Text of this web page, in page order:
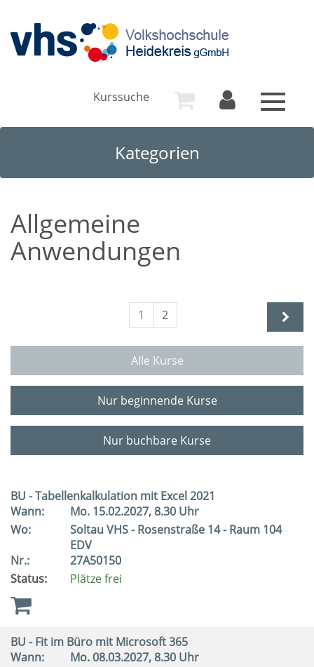
Kurssuche
Toggle
Kategorien
Allgemeine
Anwendungen
1 2
Alle Kurse
Nur beginnende Kurse
Nur buchbare Kurse
BU - Tabellenkalkulation mit Excel 2021
Wann:
Mo. 15.02.2027, 8.30 Uhr
Wo:
Soltau VHS - Rosenstraße 14 - Raum 104
EDV
Nr.:
27A50150
Status:
Plätze frei
BU - Fit im Büro mit Microsoft 365
Wann:
Mo.08.03.2027, 8.30 Uhr